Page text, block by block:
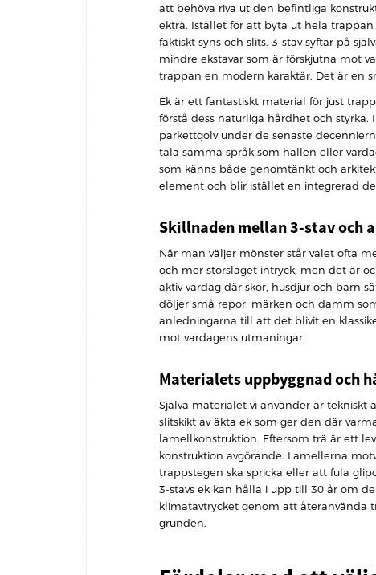
att behöva riva ut den befintliga
ekträ. Istället för att byta ut hela
faktiskt syns och slits. 3-stav syftar på
mindre ekstavar som är förskjutna mot
trappan en modern karaktär. Det är en
Ek är ett fantastiskt material för just
förstå dess naturliga hårdhet och styrka.
parkettgolv under de senaste
tala samma språk som hallen eller
som känns både genomtänkt och
element och blir istället en integrerad
Skillnaden mellan 3-stav och
När man väljer mönster står valet ofta
och mer storslaget intryck, men det är
aktiv vardag där skor, husdjur och barn
döljer små repor, märken och damm
anledningarna till att det blivit en
mot vardagens utmaningar.
Materialets uppbyggnad och
Själva materialet vi använder är tekniskt
slitskikt av äkta ek som ger den där
lamellkonstruktion. Eftersom trä är ett
konstruktion avgörande. Lamellerna
trappstegen ska spricka eller att fula
3-stavs ek kan hålla i upp till 30 år om
klimatavtrycket genom att återanvända
grunden.